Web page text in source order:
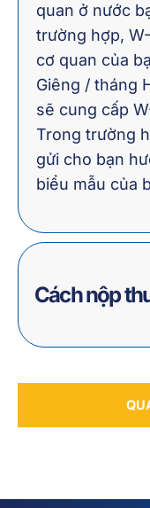
quan ở nước
trường hợp,
cơ quan của
Giêng / tháng
sẽ cung cấp
Trong trường
gửi cho bạn
biểu mẫu của
Cách nộp